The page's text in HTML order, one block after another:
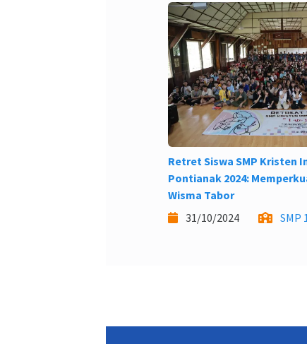
Retret Siswa SMP Kristen
Pontianak 2024:
Wisma Tabor
31/10/2024
SMP 1